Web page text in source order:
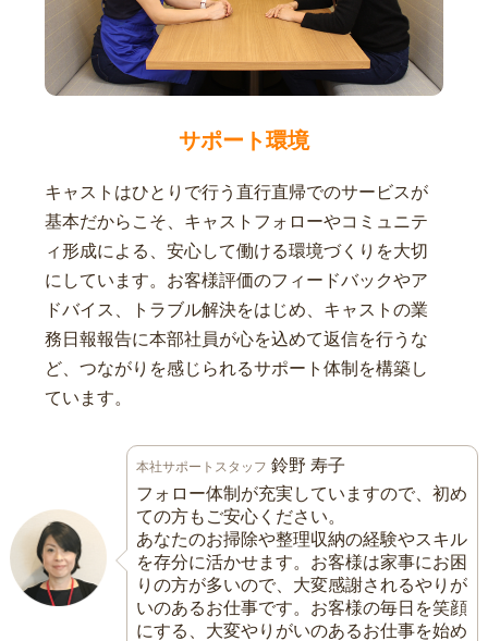
サポート環境
キャストはひとりで行う直行直帰でのサービスが
基本だからこそ、キャストフォローやコミュニテ
ィ形成による、安心して働ける環境づくりを大切
にしています。お客様評価のフィードバックやア
ドバイス、トラブル解決をはじめ、キャストの業
務日報報告に本部社員が心を込めて返信を行うな
ど、つながりを感じられるサポート体制を構築し
ています。
本社サポートスタッフ 鈴野 寿子
フォロー体制が充実していますので、初め
ての方もご安心ください。
あなたのお掃除や整理収納の経験やスキル
を存分に活かせます。お客様は家事にお困
りの方が多いので、大変感謝されるやりが
いのあるお仕事です。お客様の毎日を笑顔
にする、大変やりがいのあるお仕事を始め